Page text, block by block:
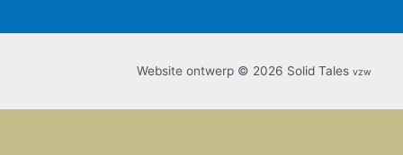
Website ontwerp © 2026 Solid Tales vzw